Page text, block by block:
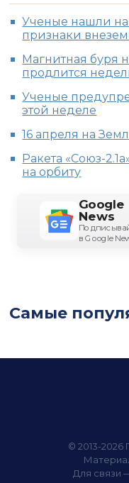
Ученые нашли
признаки
Магнитная буря
продлится
Ученые
этой неделе
16 апреля на
Ракета «Союз-
на орбиту
Google
News
в Google
Самые
© 2013-2026
Для связи